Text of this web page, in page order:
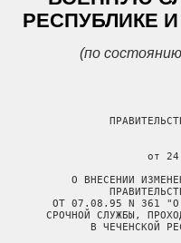
РЕСПУБЛИКЕ
(по
от
О ВНЕСЕНИИ
ОТ 07.08.95 N 361
СРОЧНОЙ СЛУЖБЫ,
В ЧЕЧЕНСКОЙ